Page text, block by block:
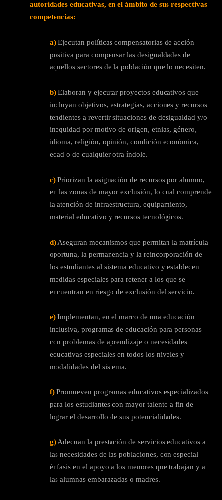
autoridades educativas, en el ámbito de sus respectivas
competencias:
a) Ejecutan políticas compensatorias de acción
positiva para compensar las desigualdades de
aquellos sectores de la población que lo necesiten.
b) Elaboran y ejecutar proyectos educativos que
incluyan objetivos, estrategias, acciones y recursos
tendientes a revertir situaciones de desigualdad y/o
inequidad por motivo de origen, etnias, género,
idioma, religión, opinión, condición económica,
edad o de cualquier otra índole.
c) Priorizan la asignación de recursos por alumno,
en las zonas de mayor exclusión, lo cual comprende
la atención de infraestructura, equipamiento,
material educativo y recursos tecnológicos.
d)Aseguran mecanismos que permitan la matrícula
oportuna, la permanencia y la reincorporación de
los estudiantes al sistema educativo y establecen
medidas especiales para retener a los que se
encuentran en riesgo de exclusión del servicio.
e) Implementan, en el marco de una educación
inclusiva, programas de educación para personas
con problemas de aprendizaje o necesidades
educativas especiales en todos los niveles y
modalidades del sistema.
f) Promueven programas educativos especializados
para los estudiantes con mayor talento a fin de
lograr el desarrollo de sus potencialidades.
g)Adecuan la prestación de servicios educativos a
las necesidades de las poblaciones, con especial
énfasis en el apoyo a los menores que trabajan y a
las alumnas embarazadas o madres.